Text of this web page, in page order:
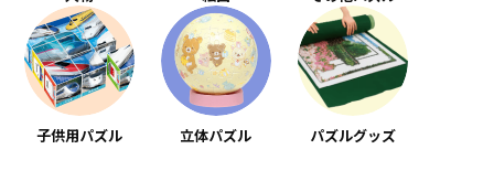
子供用パズル 立体パズル パズルグッズ